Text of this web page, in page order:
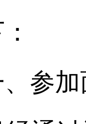
、参